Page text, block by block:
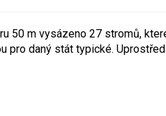
50 m vysázeno 27 stromů,
pro daný stát typické.